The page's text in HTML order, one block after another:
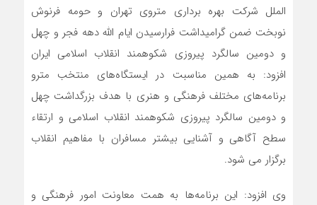
الملل شرکت بهره برداری متروی تهران و حومه فرنوش
نوبخت ضمن گرامیداشت فرارسیدن ایام الله دهه فجر و چهل
و دومین سالگرد پیروزی شکوهمند انقلاب اسلامی ایران
افزود: به همین مناسبت در ایستگاه‌‌های منتخب مترو
برنامه‌های مختلف فرهنگی و هنری با هدف بزرگداشت چهل
و دومین سالگرد پیروزی شکوهمند انقلاب اسلامی و ارتقاء
سطح آگاهی و آشنایی بیشتر مسافران با مفاهیم انقلاب
برگزار می شود.
وی افزود: این برنامه‌ها به همت معاونت امور فرهنگی و